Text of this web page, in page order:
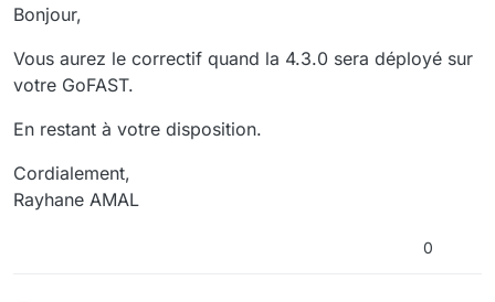
Bonjour,
Vous aurez le correctif quand la 4.3.0 sera déployé sur
votre GoFAST.
En restant à votre disposition.
Cordialement,
Rayhane AMAL
0